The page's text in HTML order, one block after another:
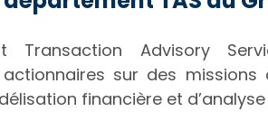
Transaction Advisory
sur des missions
financière et